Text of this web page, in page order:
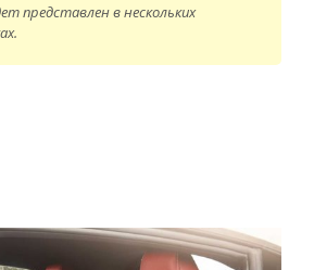
представлен в нескольких